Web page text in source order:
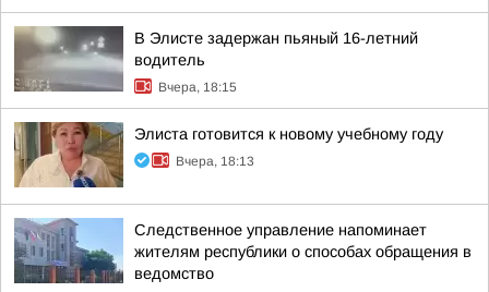
В Элисте задержан пьяный 16-летний
водитель
Вчера, 18:15
Элиста готовится к новому учебному году
Вчера, 18:13
Следственное управление напоминает
жителям республики о способах обращения в
ведомство